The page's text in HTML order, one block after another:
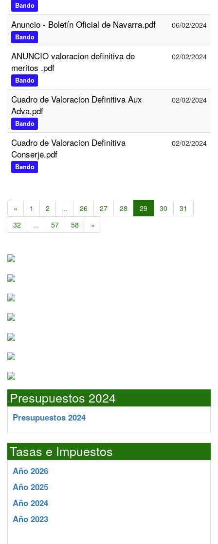
Bando
Anuncio - Boletín Oficial de Navarra.pdf
Bando
06/02/2024
ANUNCIO valoracion definitiva de
meritos .pdf
Bando
02/02/2024
Cuadro de Valoracion Definitiva Aux
Adva.pdf
Bando
02/02/2024
Cuadro de Valoracion Definitiva
Conserje.pdf
Bando
02/02/2024
« 1 2 ... 26 27 28 29 30
31
32
... 57 58 »
Presupuestos 2024
Presupuestos 2024
Tasas e Impuestos
Año 2026
Año 2025
Año 2024
Año 2023